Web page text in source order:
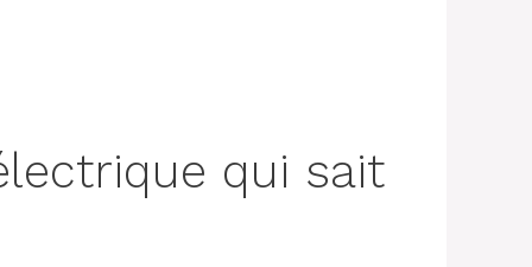
2021/01/automatic-
qui sait